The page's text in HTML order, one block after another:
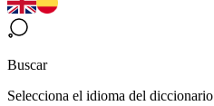
Buscar
Selecciona el idioma del diccionario